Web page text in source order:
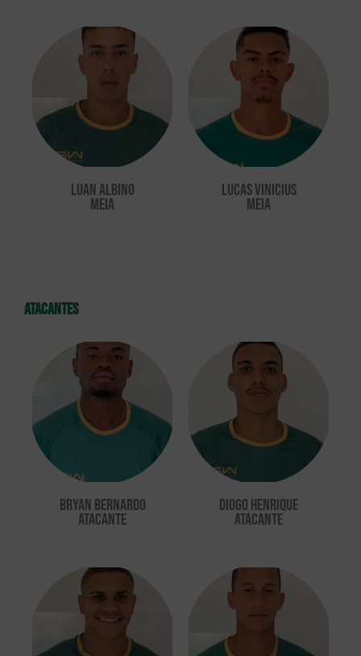
Luan Albino
MEIA
Lucas Vinicius
MEIA
atacantes
Bryan Bernardo
Atacante
Diogo Henrique
Atacante